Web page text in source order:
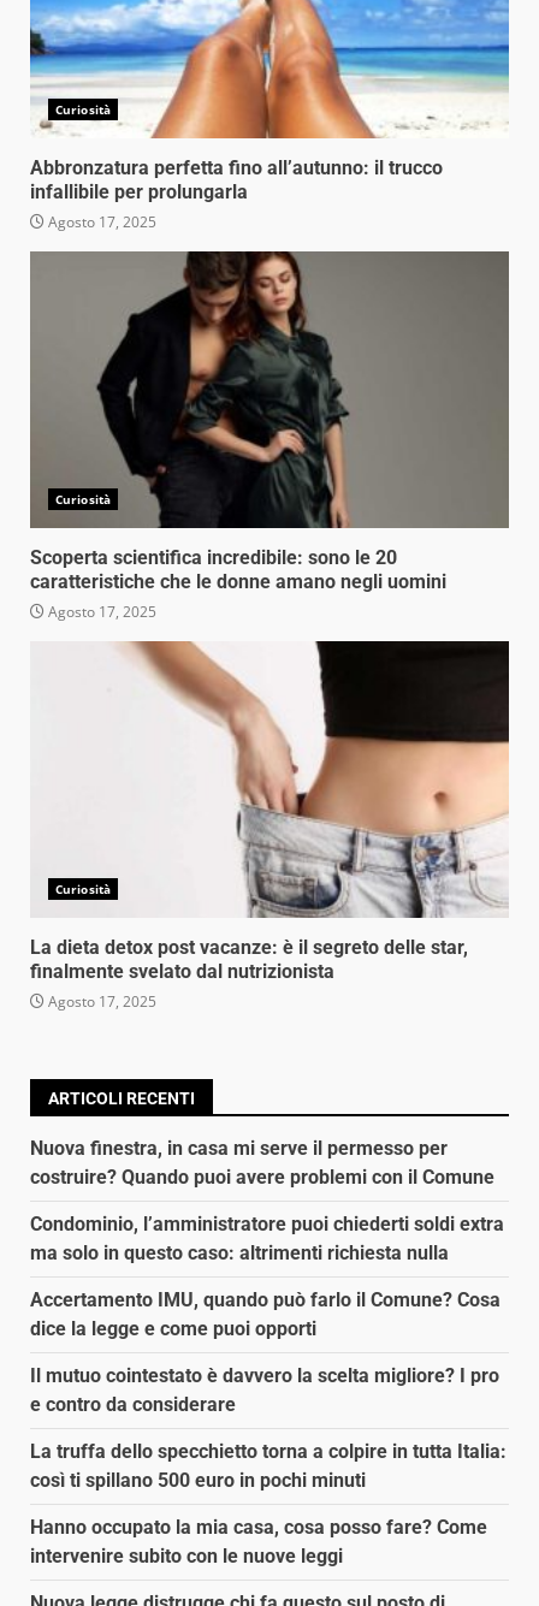
Curiosità
Abbronzatura perfetta fino all’autunno: il trucco
infallibile per prolungarla
Agosto 17, 2025
Curiosità
Scoperta scientifica incredibile: sono le 20
caratteristiche che le donne amano negli uomini
Agosto 17, 2025
Curiosità
La dieta detox post vacanze: è il segreto delle star,
finalmente svelato dal nutrizionista
Agosto 17, 2025
ARTICOLI RECENTI
Nuova finestra, in casa mi serve il permesso per
costruire? Quando puoi avere problemi con il Comune
Condominio, l’amministratore puoi chiederti soldi extra
ma solo in questo caso: altrimenti richiesta nulla
Accertamento IMU, quando può farlo il Comune? Cosa
dice la legge e come puoi opporti
Il mutuo cointestato è davvero la scelta migliore? I pro
e contro da considerare
La truffa dello specchietto torna a colpire in tutta Italia:
così ti spillano 500 euro in pochi minuti
Hanno occupato la mia casa, cosa posso fare? Come
intervenire subito con le nuove leggi